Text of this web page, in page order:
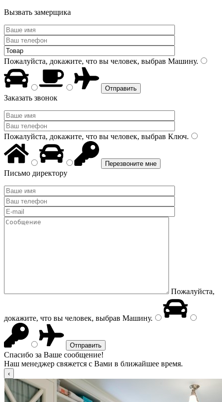
Вызвать замерщика
Пожалуйста, докажите, что вы человек, выбрав Машину.
Заказать звонок
Пожалуйста, докажите, что вы человек, выбрав Ключ.
Письмо директору
Пожалуйста,
докажите, что вы человек, выбрав Машину.
Спасибо за Ваше сообщение!
Наш менеджер свяжется с Вами в ближайшее время.